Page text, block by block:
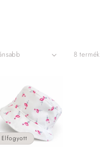
8 termék
Elfogyott